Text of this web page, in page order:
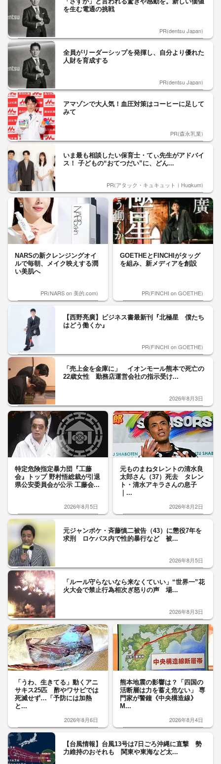
を生む電通の挑戦
PR(dentsu Japan)
全員がリーダーシップを発揮し、自分より優れた
人財を育成する
PR(dentsu Japan)
アマゾンで大人気！血圧対策はコーヒーに足して
みて
PR(森永乳業)
いま最も相談したい保育士・てぃ先生がアドバイ
ス！ 子どもの“おてつだい”に、どん...
PR(アタック・キュキュット｜Hugkum)
NARSの新クレンジングオイ
ルで毎朝、メイク映えする潤
い美肌へ
PR(NARS on 美的.com)
GOETHEとFINCHIがタッグ
を組み、新メディアを創設
PR(FINCHI on GOETHE)
【西野亮廣】ビジネス書最新刊『北極星 僕たち
はどう働くか』
PR(FINCHI on GOETHE)
「売上金を金庫に」 イオンモール熊本で死亡の
22歳女性 勤務店運営会社の指示受け...
2026年8月3日
特定危険指定暴力団『工藤
会』トップ 野村悟総裁が引退
県公安委員会が公示 工藤会...
2026年8月5日
元ものまねタレントの清水良
太郎さん（37）死去 タレン
ト・清水アキラさんの息子
｜...
2026年8月2日
元ジャンポケ・斉藤慎二被告（43）に懲役7年を
求刑 ロケバス内で性的暴行など 被...
2026年8月5日
「ルール守らないなら来なくていい」“世界一”花
火大会で禁止行為相次ぎ怒りの声 場...
2026年8月3日
「うわ、生きてる」動くアニ
サキス25匹 酢やワサビでは
死滅せず…「予防には加熱
と...
2026年8月6日
熊本地震の影響は？「四国の
活断層は力を蓄え危ない」 専
門家が警鐘《中央構造線》
M...
2026年8月4日
【台風情報】台風13号は7日ごろ沖縄に直撃 勢
力維持のおそれも 関東や東海など太...